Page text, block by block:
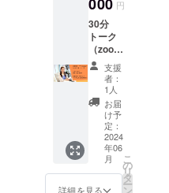
の連絡
方法：
詳細は
メール
で連絡
しま
す。
時：
2024年
5月16日
（木曜
日）・
2024年
6月10日
（月曜
日）各
19:00-
21:00
・場
所：新
宿、恵
円
30分
トーク
（zoom
）チ
ケット
※大会に
ついて
や、雑
談、質
問、相
談etc,,,
・実施
概要：
30分×1
支援
者：
1人
お届
け予
定：
2024
年06
月
詳細を見る
こ
の
リ
タ
ー